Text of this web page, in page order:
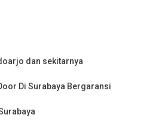
dan sekitarnya
Di Surabaya Bergaransi